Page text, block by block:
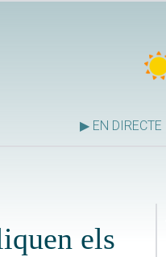
▶ EN DIRECTE
els